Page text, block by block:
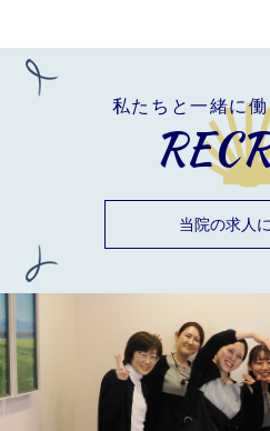
私たちと一緒に
当院の求人